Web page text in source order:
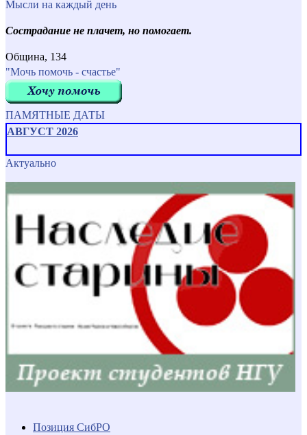
Мысли на каждый день
Сострадание не плачет, но помогает.
Община, 134
"Мочь помочь - счастье"
ПАМЯТНЫЕ ДАТЫ
АВГУСТ 2026
Актуально
Позиция СибРО